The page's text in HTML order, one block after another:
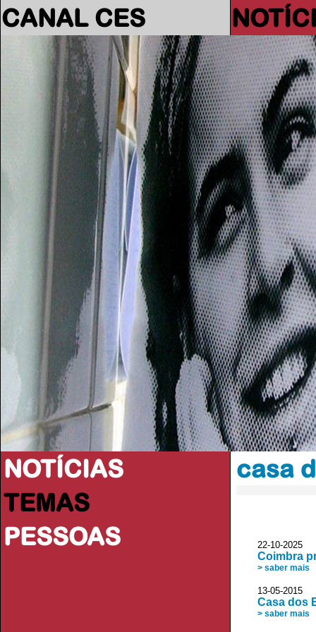
CANAL CES
NOTÍCIAS
TEMAS
PESSOAS
casa
22-10-2025
Coimbra
> saber mais
13-05-2015
Casa dos
> saber mais